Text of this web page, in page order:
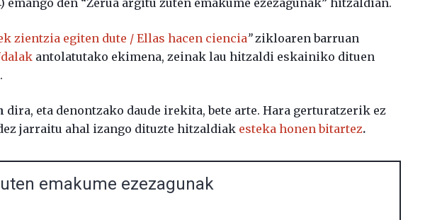
emango den “Zerua argitu zuten emakume ezezagunak” hitzaldian.
zientzia egiten dute / Ellas hacen ciencia”zikloaren barruan
antolatutako ekimena, zeinak lau hitzaldi eskainiko dituen
dira, eta denontzako daude irekita, bete arte. Hara gerturatzerik ez
jarraitu ahal izango dituzte hitzaldiak esteka honen bitartez.
emakume ezezagunak